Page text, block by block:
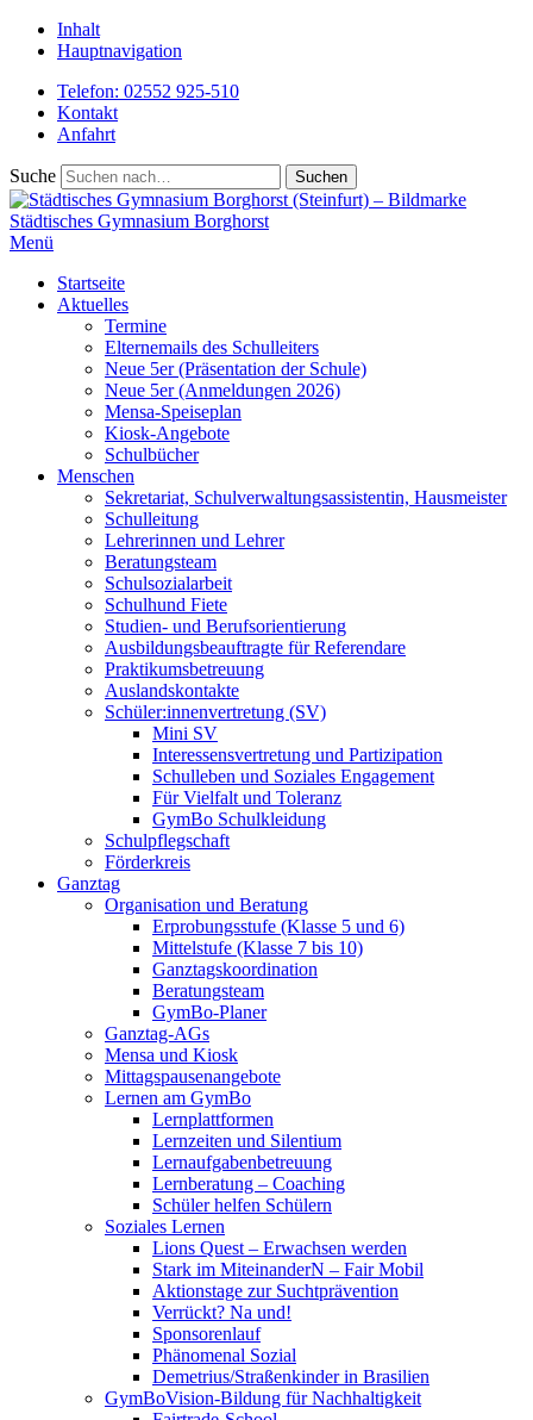
Inhalt
Hauptnavigation
Telefon: 02552 925-510
Kontakt
Anfahrt
Suche
Städtisches Gymnasium Borghorst
Menü
Startseite
Aktuelles
Termine
Elternemails des Schulleiters
Neue 5er (Präsentation der Schule)
Neue 5er (Anmeldungen 2026)
Mensa-Speiseplan
Kiosk-Angebote
Schulbücher
Menschen
Sekretariat, Schulverwaltungsassistentin, Hausmeister
Schulleitung
Lehrerinnen und Lehrer
Beratungsteam
Schulsozialarbeit
Schulhund Fiete
Studien- und Berufsorientierung
Ausbildungsbeauftragte für Referendare
Praktikumsbetreuung
Auslandskontakte
Schüler:innenvertretung (SV)
Mini SV
Interessensvertretung und Partizipation
Schulleben und Soziales Engagement
Für Vielfalt und Toleranz
GymBo Schulkleidung
Schulpflegschaft
Förderkreis
Ganztag
Organisation und Beratung
Erprobungsstufe (Klasse 5 und 6)
Mittelstufe (Klasse 7 bis 10)
Ganztagskoordination
Beratungsteam
GymBo-Planer
Ganztag-AGs
Mensa und Kiosk
Mittagspausenangebote
Lernen am GymBo
Lernplattformen
Lernzeiten und Silentium
Lernaufgabenbetreuung
Lernberatung – Coaching
Schüler helfen Schülern
Soziales Lernen
Lions Quest – Erwachsen werden
Stark im MiteinanderN – Fair Mobil
Aktionstage zur Suchtprävention
Verrückt? Na und!
Sponsorenlauf
Phänomenal Sozial
Demetrius/Straßenkinder in Brasilien
GymBoVision-Bildung für Nachhaltigkeit